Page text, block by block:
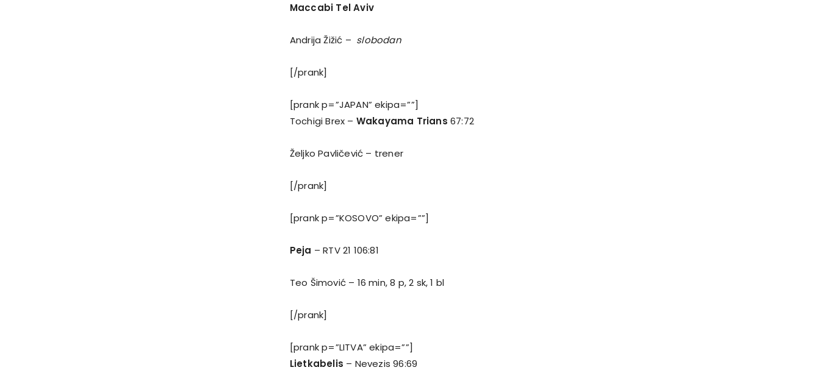
Maccabi Tel Aviv
Andrija Žižić – slobodan
[/prank]
[prank p=”JAPAN” ekipa=””]
Tochigi Brex – Wakayama Trians 67:72
Željko Pavličević – trener
[/prank]
[prank p=”KOSOVO” ekipa=””]
Peja – RTV 21 106:81
Teo Šimović – 16 min, 8 p, 2 sk, 1 bl
[/prank]
[prank p=”LITVA” ekipa=””]
Lietkabelis – Nevezis 96:69